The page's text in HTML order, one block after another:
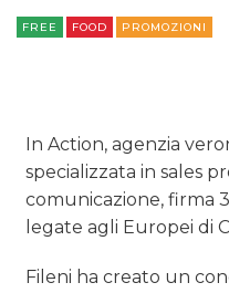
NORMATIVE
CASE HISTORY
OPINIONI
FREE FOOD PROMOZIONI
In Action, agenzia
specializzata in sales
comunicazione, firma
legate agli Europei di
Fileni ha creato un